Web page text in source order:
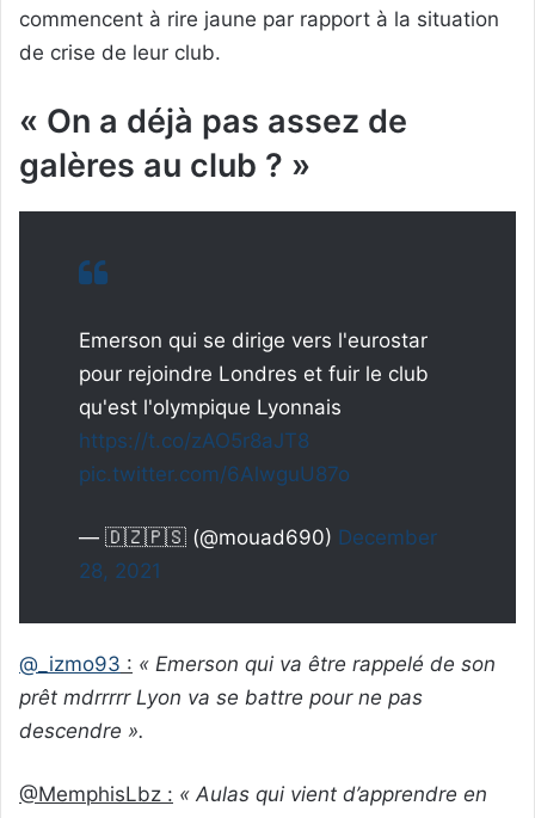
commencent à rire jaune par rapport à la situation
de crise de leur club.
« On a déjà pas assez de
galères au club ? »
Emerson qui se dirige vers l'eurostar
pour rejoindre Londres et fuir le club
qu'est l'olympique Lyonnais
https://t.co/zAO5r8aJT8
pic.twitter.com/6AlwguU87o
— 🇩🇿🇵🇸 (@mouad690) December
28, 2021
@_izmo93 : « Emerson qui va être rappelé de son
prêt mdrrrrr Lyon va se battre pour ne pas
descendre ».
@MemphisLbz : « Aulas qui vient d’apprendre en